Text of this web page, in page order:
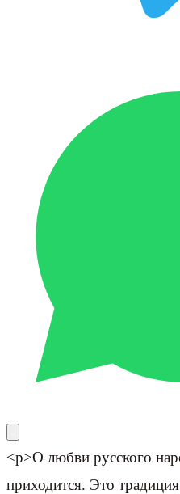
<p>О любви русского
приходится. Это